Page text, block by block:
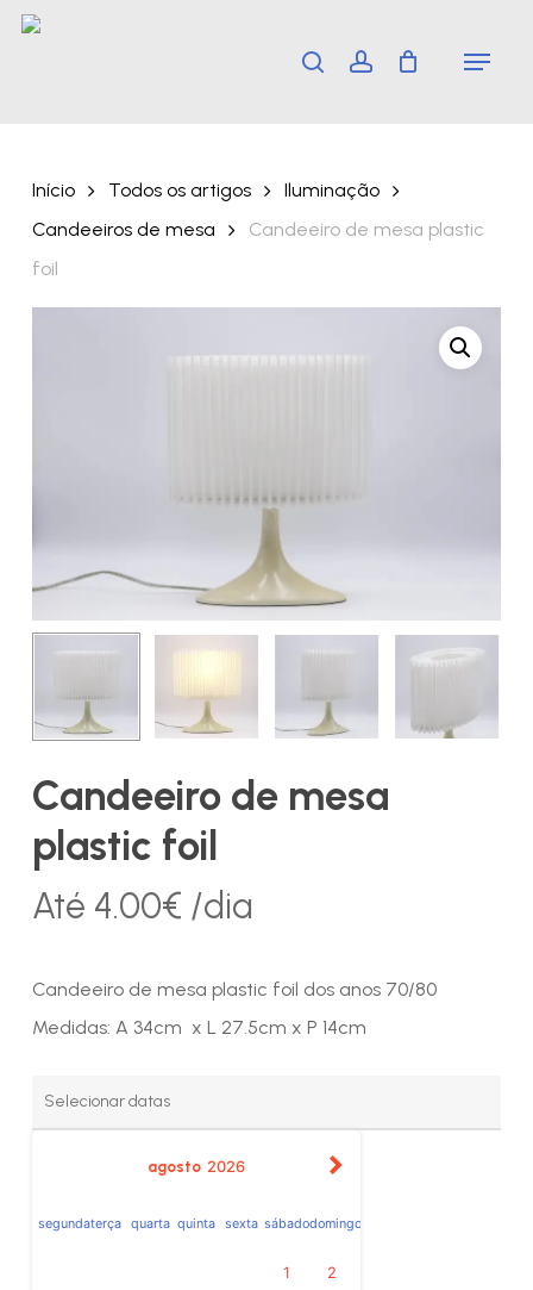
Skip
search account Menu
Início Todos os artigos
Iluminação
Candeeiros de mesa
Candeeiro de mesa plastic
foil
Candeeiro de mesa
plastic foil
Até 4.00€ /dia
Candeeiro de mesa plastic foil dos anos 70/80
Medidas: A 34cm x L 27.5cm x P 14cm
agosto 2026
segundaterça quarta quinta sexta sábadodomingo
1 2